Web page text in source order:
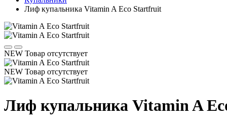
Лиф купальника Vitamin A Eco Startfruit
NEW Товар отсутствует
NEW Товар отсутствует
Лиф купальника Vitamin A